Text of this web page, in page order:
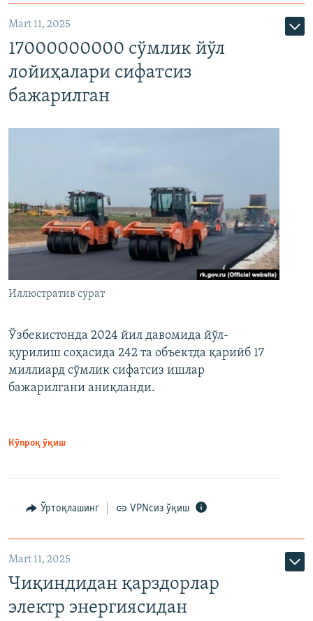
Mart 11, 2025
17000000000 сўмлик йўл
лойиҳалари сифатсиз
бажарилган
Иллюстратив сурат
Ўзбекистонда 2024 йил давомида йўл-
қурилиш соҳасида 242 та объектда қарийб 17
миллиард сўмлик сифатсиз ишлар
бажарилгани аниқланди.
Кўпроқ ўқиш
Ўртоқлашинг VPNсиз ўқиш
Mart 11, 2025
Чиқиндидан қарздорлар
электр энергиясидан